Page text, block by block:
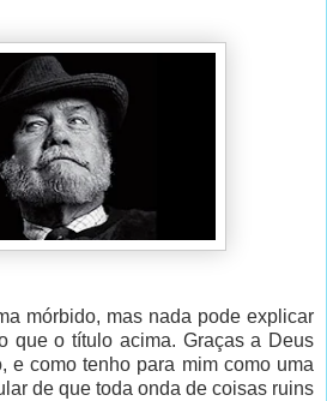
mórbido, mas nada pode explicar
que o título acima. Graças a Deus
e como tenho para mim como uma
de que toda onda de coisas ruins